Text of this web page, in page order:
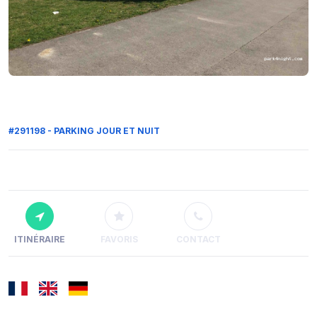
#291198 - PARKING JOUR ET NUIT
ITINÉRAIRE FAVORIS CONTACT